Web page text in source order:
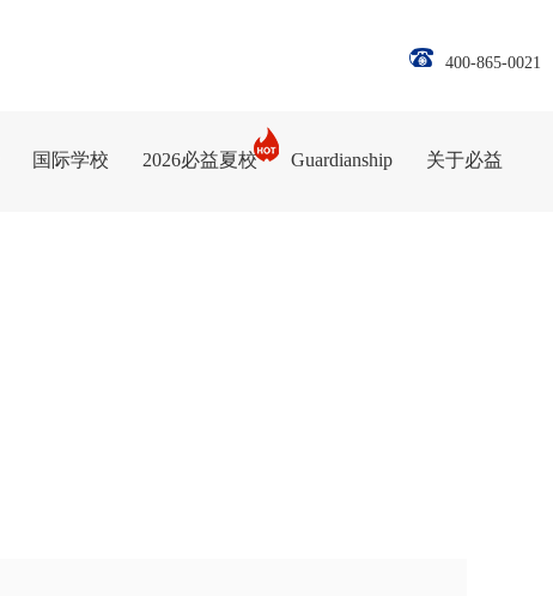
400-865-0021
国际学校 2026必益夏校 Guardianship 关于必益